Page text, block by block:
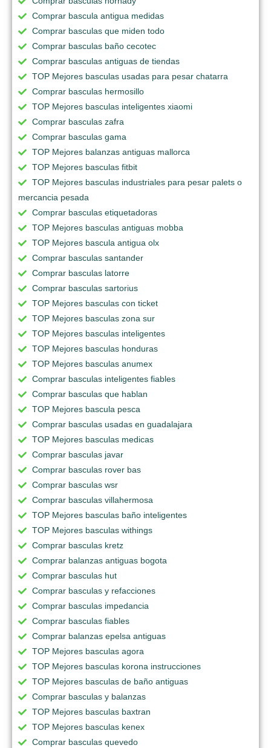
Comprar bascula antigua medidas
Comprar basculas que miden todo
Comprar basculas baño cecotec
Comprar basculas antiguas de tiendas
TOP Mejores basculas usadas para pesar chatarra
Comprar basculas hermosillo
TOP Mejores basculas inteligentes xiaomi
Comprar basculas zafra
Comprar basculas gama
TOP Mejores balanzas antiguas mallorca
TOP Mejores basculas fitbit
TOP Mejores basculas industriales para pesar palets o
mercancia pesada
Comprar basculas etiquetadoras
TOP Mejores basculas antiguas mobba
TOP Mejores bascula antigua olx
Comprar basculas santander
Comprar basculas latorre
Comprar basculas sartorius
TOP Mejores basculas con ticket
TOP Mejores basculas zona sur
TOP Mejores basculas inteligentes
TOP Mejores basculas honduras
TOP Mejores basculas anumex
Comprar basculas inteligentes fiables
Comprar basculas que hablan
TOP Mejores bascula pesca
Comprar basculas usadas en guadalajara
TOP Mejores basculas medicas
Comprar basculas javar
Comprar basculas rover bas
Comprar basculas wsr
Comprar basculas villahermosa
TOP Mejores basculas baño inteligentes
TOP Mejores basculas withings
Comprar basculas kretz
Comprar balanzas antiguas bogota
Comprar basculas hut
Comprar basculas y refacciones
Comprar basculas impedancia
Comprar basculas fiables
Comprar balanzas epelsa antiguas
TOP Mejores basculas agora
TOP Mejores basculas korona instrucciones
TOP Mejores basculas de baño antiguas
Comprar basculas y balanzas
TOP Mejores basculas baxtran
TOP Mejores basculas kenex
Comprar basculas quevedo